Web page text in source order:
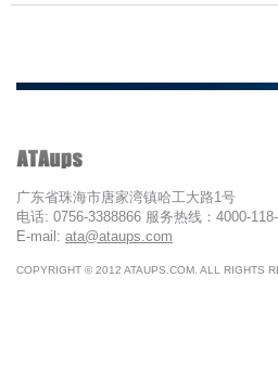
广东省珠海市唐家湾镇哈工大路1号
电话: 0756-3388866 服务热线：4000-
E-mail: ata@ataups.com
COPYRIGHT © 2012 ATAUPS.COM. ALL RIGHTS